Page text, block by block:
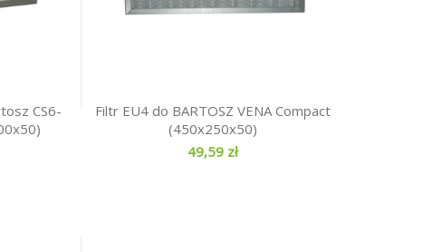
CS6-
Filtr EU4 do BARTOSZ VENA Compact
(450x250x50)
49,59 zł